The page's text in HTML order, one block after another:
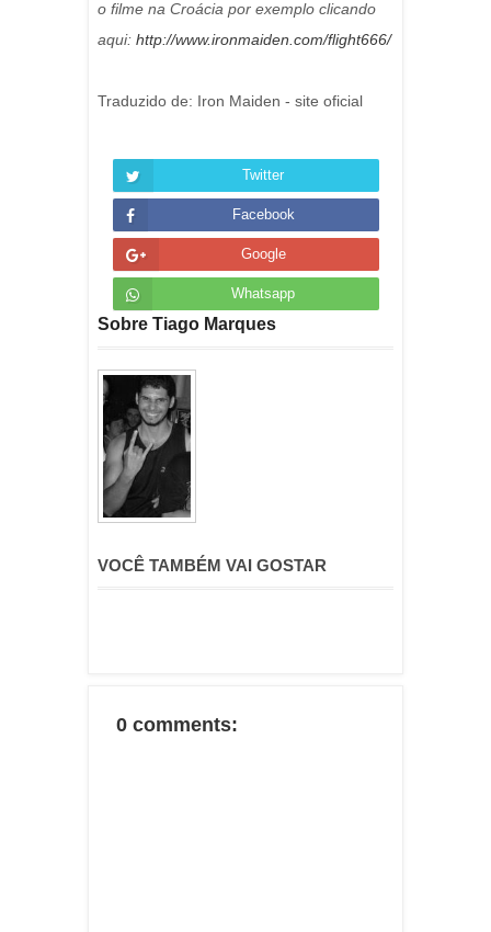
o filme na Croácia por exemplo clicando
aqui: http://www.ironmaiden.com/flight666/
Traduzido de: Iron Maiden - site oficial
Twitter
Facebook
Google
Whatsapp
Sobre Tiago Marques
VOCÊ TAMBÉM VAI GOSTAR
0 comments: